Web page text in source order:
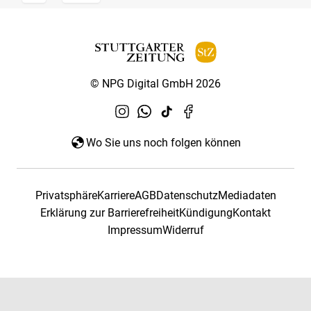
© NPG Digital GmbH 2026
Wo Sie uns noch folgen können
PrivatsphäreKarriereAGBDatenschutzMediadaten
Erklärung zur BarrierefreiheitKündigungKontakt
ImpressumWiderruf